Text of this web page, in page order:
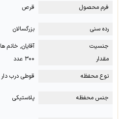
فرم محصول
قرص
رده سنی
بزرگسالان
جنسیت
آقایان, خانم ها
مقدار
۳۰۰ عدد
نوع محفظه
قوطی درب دار
جنس محفظه پلاستیکی